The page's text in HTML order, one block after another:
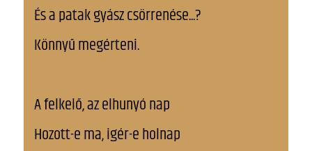
És a patak gyász csörrenése...?
Könnyű megérteni.
A felkelő, az elhunyó nap
Hozott-e ma, igér-e holnap